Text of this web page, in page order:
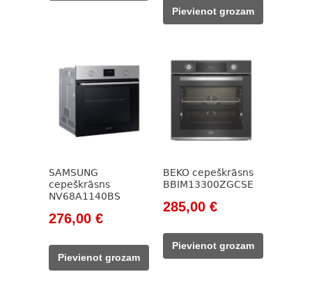
was:
375,00 €.
260,00 €.
Pievienot grozam
SAMSUNG
cepeškrāsns
NV68A1140BS
Original
was:
449,00 €.
276,00 €Current
276,00 €.
Pievienot grozam
BEKO cepeškrāsns
BBIM13300ZGCSE
Original
was:
785,00 €.
285,00 €Current
285,00 €.
Pievienot grozam